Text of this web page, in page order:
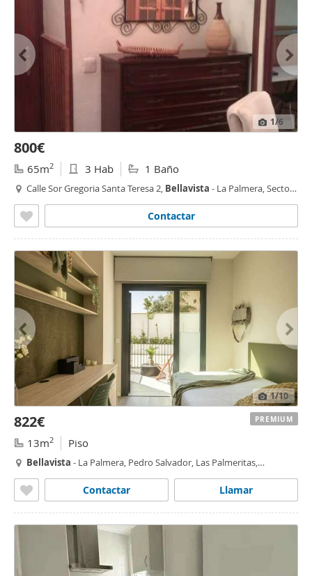
1/6
800€
65m2 3 Hab 1 Baño
Calle Sor Gregoria Santa Teresa 2, Bellavista - La Palmera, Sector
Contactar
1/10
822€
13m2 Piso
Bellavista - La Palmera, Pedro Salvador, Las Palmeritas,
Llamar
Contactar
PREMIUM